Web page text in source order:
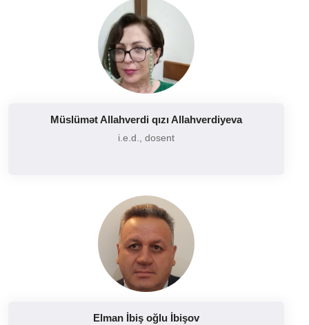
Təşkilatı davranış
Texnologiya və qlobal rəqabət
Turizm iqtisadiyyatı
Turizm siyasəti və planlaşdırılması
Turizmdə marketinq və marketinq araşdırmaları
Xidmət sahələrinin marketinqi
Müslümət Allahverdi qızı Allahverdiyeva
i.e.d., dosent
Elman İbiş oğlu İbişov